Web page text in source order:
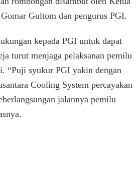
Gultom dan pengurus PGI.
kepada PGI untuk dapat
turut menjaga pelaksanan pemilu
“Puji syukur PGI yakin dengan
Cooling System percayakan
jalannya pemilu